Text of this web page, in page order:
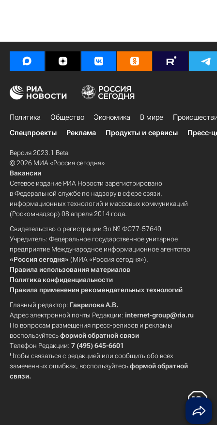
Политика Общество Экономика В мире
Спецпроекты
Реклама Продукты и сервисы Пресс-
Версия 2023.1 Beta
© 2026 МИА «Россия сегодня»
Вакансии
Сетевое издание РИА Новости зарегистрировано
в Федеральной службе по надзору в сфере связи,
информационных технологий и массовых коммуникаций
(Роскомнадзор) 08 апреля 2014 года.
Свидетельство о регистрации Эл № ФС77-57640
Учредитель: Федеральное государственное унитарное
предприятие Международное информационное агентство
«Россия сегодня» (МИА «Россия сегодня»).
Правила использования материалов
Политика конфиденциальности
Правила применения рекомендательных технологий
Главный редактор: Гаврилова А.В.
Адрес электронной почты Редакции: internet-group@ria.ru
По вопросам размещения пресс-релизов и рекламы
воспользуйтесьформой обратной связи
Телефон Редакции: 7 (495) 645-6601
Чтобы связаться с редакцией или сообщить обо всех
замеченных ошибках, воспользуйтесьформой обратной
связи.